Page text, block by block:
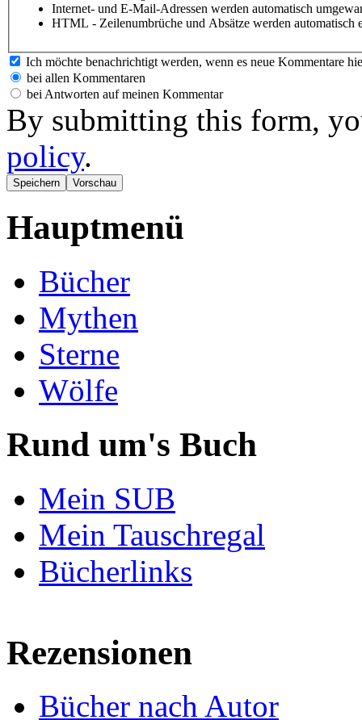
Internet- und E-Mail-Adressen werden automatisch
HTML - Zeilenumbrüche und Absätze werden automatisch
Ich möchte benachrichtigt werden, wenn es neue Kommentare
bei allen Kommentaren
bei Antworten auf meinen Kommentar
By submitting this form,
policy.
Hauptmenü
Bücher
Mythen
Sterne
Wölfe
Rund um's Buch
Mein SUB
Mein Tauschregal
Bücherlinks
Rezensionen
Bücher nach Autor